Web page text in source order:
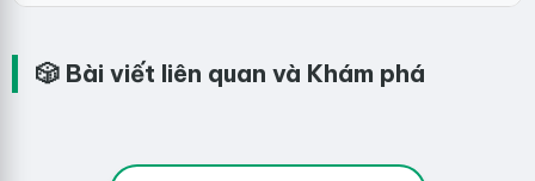
🎲 Bài viết liên quan và Khám phá